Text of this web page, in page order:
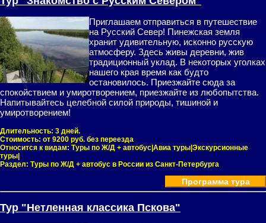
Приглашаем отправиться в путешествие
на Русский Север! Пинежская земля
хранит удивительную, исконно русскую
атмосферу. Здесь живы деревни, жив
традиционный уклад. В некоторых уголках
нашего края время как будто
остановилось. Приезжайте сюда за
спокойствием и умиротворением, приезжайте из любопытства.
Напитывайтесь целебной силой природы, тишиной и
умиротворением!
Длительность: 3 дней.
Стоимость: от 9200 руб. без переезда
Относится к видам: Туры по Ж/Д + автобус|Авиа туры|Экскурсионные
туры|
Раздел: Туры по Ж/Д + автобус в России из Санкт-Петербурга
Программа тура
Тур "Нетленная классика Пскова"